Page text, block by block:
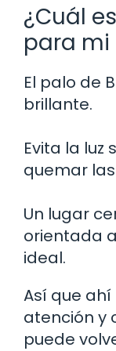
¿Cuál
para mi
El palo de
brillante.
Evita la luz
quemar
Un lugar
orientada
ideal.
Así que
atención y
puede